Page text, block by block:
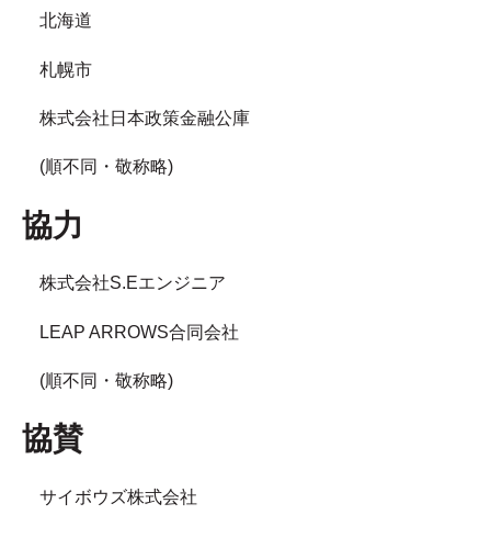
北海道
札幌市
株式会社日本政策金融公庫
(順不同・敬称略)
協力
株式会社S.Eエンジニア
LEAP ARROWS合同会社
(順不同・敬称略)
協賛
サイボウズ株式会社